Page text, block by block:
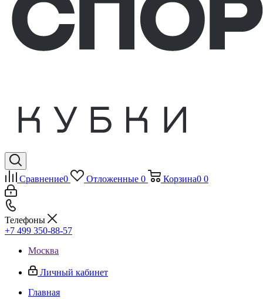
Сравнение0 Отложенные 0 Корзина0 0
Телефоны
+7 499 350-88-57
Москва
Личный кабинет
Главная